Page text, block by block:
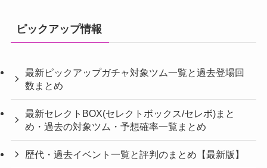
ピックアップ情報
最新ピックアップガチャ対象ツム一覧と過去登場回
数まとめ
最新セレクトBOX(セレクトボックス/セレボ)まと
め・過去の対象ツム・予想確率一覧まとめ
歴代・過去イベント一覧と評判のまとめ【最新版】